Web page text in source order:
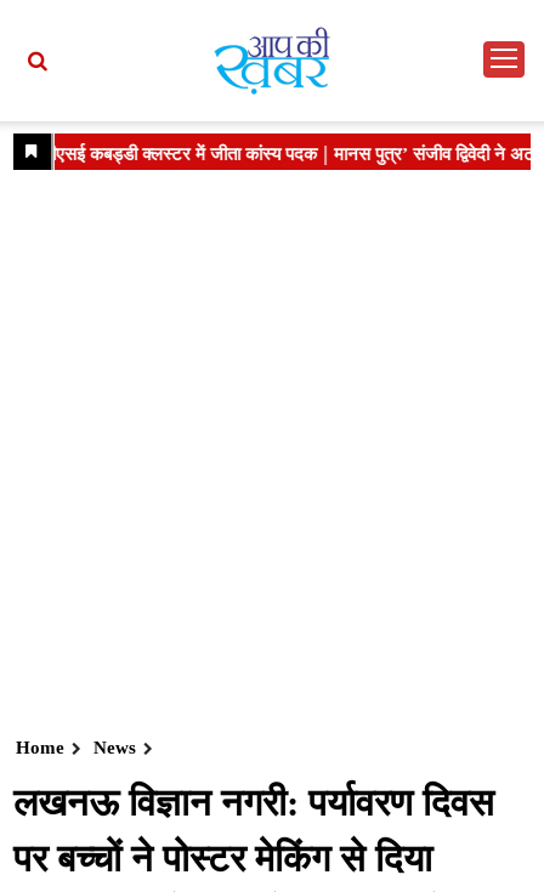
Home News
लखनऊ विज्ञान नगरी: पर्यावरण दिवस
पर बच्चों ने पोस्टर मेकिंग से दिया